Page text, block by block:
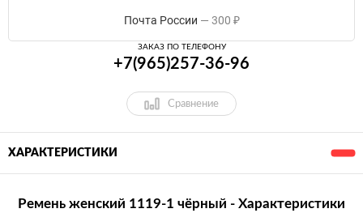
Почта России 300 ₽
ЗАКАЗ ПО ТЕЛЕФОНУ
+7(965)257-36-96
Сравнение
ХАРАКТЕРИСТИКИ
Ремень женский 1119-1 чёрный - Характеристики